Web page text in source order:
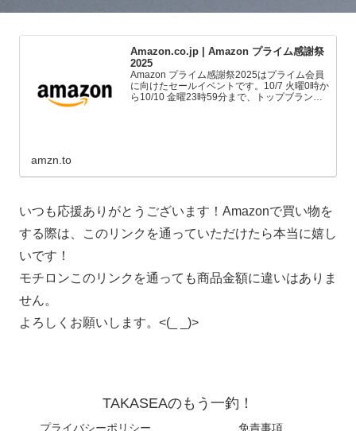
Amazon.co.jp | Amazon プライム感謝祭
2025
Amazon プライム感謝祭2025はプライム会員
に向けたセールイベントです。10/7 火曜0時か
ら10/10 金曜23時59分まで、トップブランド
amzn.to
いつも応援ありがとうございます！Amazonで買い物を
する際は、このリンクを通っていただけたら本当に嬉し
いです！
モチロンこのリンクを通っても商品金額に違いはありま
せん。
よろしくお願いします。<(_ _)>
TAKASEAのもう一釣！
プライバシーポリシー 免責事項